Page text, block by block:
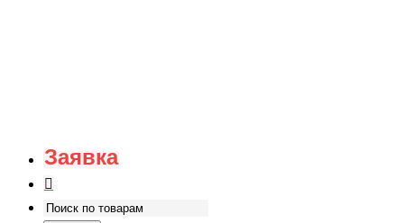
Заявка